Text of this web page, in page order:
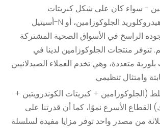
- سواء كان على شكل كبريتات
الجلوكوزامين، أو هيدروكلوريد الجلوكوزامين، أو N-أسيتيل
الراسخ في الأسواق الصحية المشتركة
تتوفر منتجات الجلوكوزامين لدينا في
متعددة، وهي تخدم العملاء الصيدلانيين
وامتثال تنظيمي.
(الجلوكوزامين + كبريتات الكوندرويتين +
القطاع الأسرع نموًا، كما أن قدرتنا على
من مصدر واحد توفر مزايا مفيدة لسلسلة